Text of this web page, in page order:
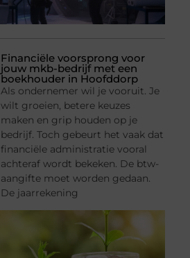
Financiële voorsprong voor
jouw mkb-bedrijf met een
boekhouder in Hoofddorp
Als ondernemer wil je vooruit. Je
wilt groeien, betere keuzes
maken en grip houden op je
bedrijf. Toch gebeurt het vaak dat
financiële administratie vooral
achteraf wordt bekeken. De btw-
aangifte moet worden gedaan.
De jaarrekening